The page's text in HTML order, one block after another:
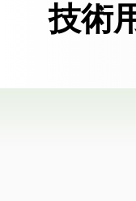
技術